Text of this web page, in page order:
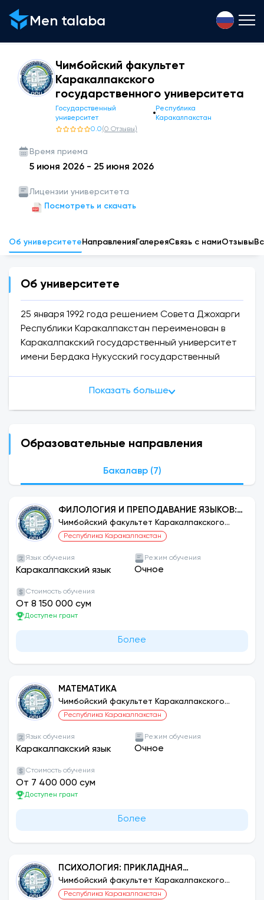
Men talaba
Чимбойский факультет
Каракалпакского
государственного университета
Государственный
университет
Республика
Каракалпакстан
0.0(0 Отзывы)
Время приема
5 июня 2026 - 25 июня 2026
Лицензии университета
Посмотреть и скачать
Об университете НаправленияГалереяСвязь с намиОтзывы
Об университете
25 января 1992 года решением Совета Джохарги
Республики Каракалпакстан переименован в
Каракалпакский государственный университет
имени Бердака Нукусский государственный
Нукусский филиал Ташкентского
филиал Ташкентского педиатрического
Показать больше
Образовательные направления
Бакалавр (7)
ФИЛОЛОГИЯ И ПРЕПОДАВАНИЕ ЯЗЫКОВ:
КАРАКАЛПАКСКИЙ ЯЗЫК
Чимбойский факультет Каракалпакского
государственного университета
Республика Каракалпакстан
Язык обучения
Каракалпакский язык
Режим обучения
Очное
Стоимость обучения
От 8 150 000 сум
Доступен грант
Более
МАТЕМАТИКА
Чимбойский факультет Каракалпакского
государственного университета
Республика Каракалпакстан
Язык обучения
Каракалпакский язык
Режим обучения
Очное
Стоимость обучения
От 7 400 000 сум
Доступен грант
Более
ПСИХОЛОГИЯ: ПРИКЛАДНАЯ
ПСИХОЛОГИЯ
Чимбойский факультет Каракалпакского
государственного университета
Республика Каракалпакстан